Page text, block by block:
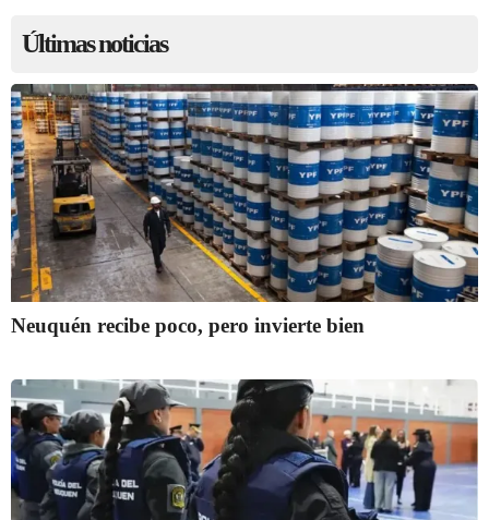
Últimas noticias
Neuquén recibe poco, pero invierte bien